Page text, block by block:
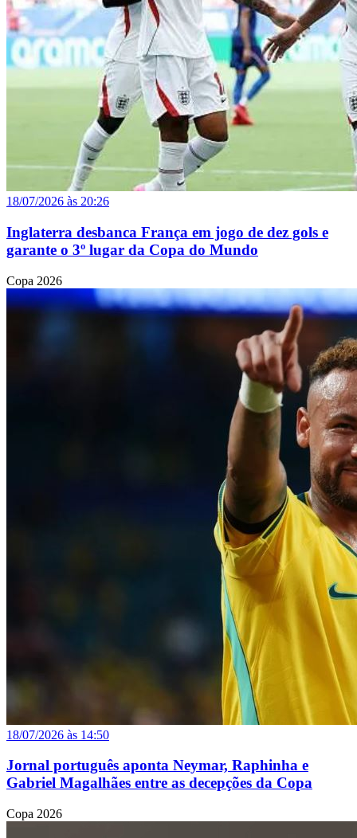
18/07/2026 às 20:26
Inglaterra desbanca França em jogo de dez gols e
garante o 3º lugar da Copa do Mundo
Copa 2026
18/07/2026 às 14:50
Jornal português aponta Neymar, Raphinha e
Gabriel Magalhães entre as decepções da Copa
Copa 2026